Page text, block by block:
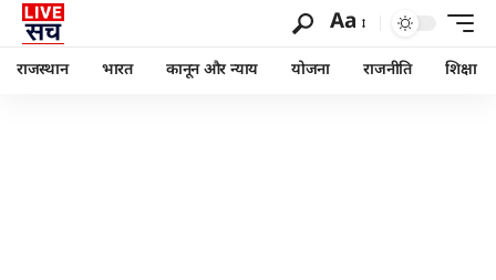
Aa
राजस्थान भारत कानून और न्याय योजना राजनीति शिक्षा